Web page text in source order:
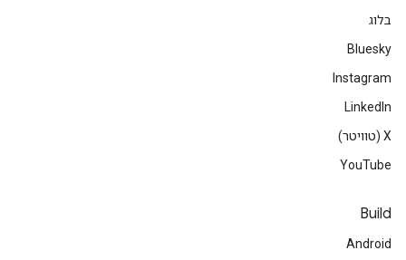
בלוג
Bluesky
Instagram
LinkedIn
‫X (טוויטר)
YouTube
Build
Android